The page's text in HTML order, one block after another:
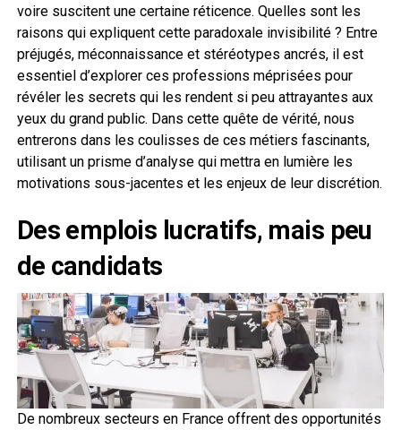
voire suscitent une certaine réticence. Quelles sont les
raisons qui expliquent cette paradoxale invisibilité ? Entre
préjugés, méconnaissance et stéréotypes ancrés, il est
essentiel d’explorer ces professions méprisées pour
révéler les secrets qui les rendent si peu attrayantes aux
yeux du grand public. Dans cette quête de vérité, nous
entrerons dans les coulisses de ces métiers fascinants,
utilisant un prisme d’analyse qui mettra en lumière les
motivations sous-jacentes et les enjeux de leur discrétion.
Des emplois lucratifs, mais peu
de candidats
De nombreux secteurs en France offrent des opportunités